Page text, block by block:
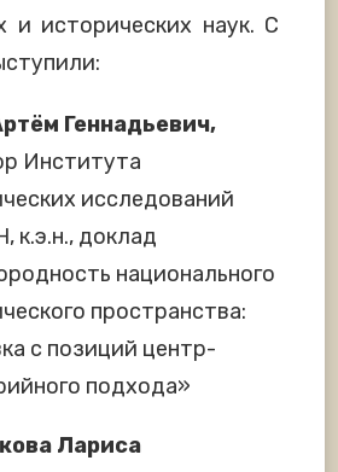
и исторических наук. С
Геннадьевич,
Института
исследований
к.э.н., доклад
национального
пространства:
с позиций центр-
подхода»
Лариса